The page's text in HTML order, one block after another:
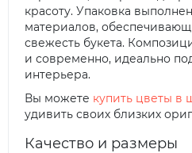
красоту. Упаковка
материалов,
свежесть букета.
и современно, идеально
интерьера.
Вы можете купить цветы в
удивить своих близких
Качество и размеры